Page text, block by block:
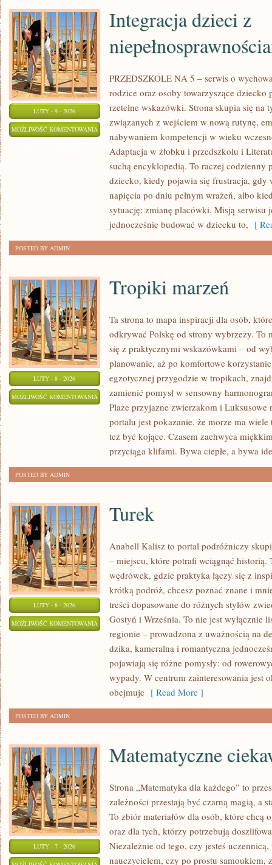
LUTY - 9 - 2026
MOŻLIWOŚĆ KOMENTOWANIA INTEGRACJA
NIEPEŁNOSPRAWNOŚCIAMI
Integracja dzieci z
PRZEDSZKOLE NA 5 – serwis o
rodzice oraz osoby towarzyszące dziecko
rzetelne wskazówki. Strona skupia się na
związanych z wejściem w nową rutynę,
nabywaniem kompetencji w wieku
Adaptacja w żłobku i przedszkolu i
suchą encyklopedią. To raczej
dziecko, kiedy pojawia się frustracja, gdy
napięcia po dniu pełnym wrażeń, albo
sytuację: zmianę placówki. Misją serwisu
jednocześnie budować w dziecku to, [
POSTED BY ADMIN
LUTY - 8 - 2026
MOŻLIWOŚĆ KOMENTOWANIA TROPIKI
MARZEŃ
Tropiki marzeń
Ta strona to mapa inspiracji dla osób,
odkrywać Polskę od strony wybrzeży. To
się z praktycznymi wskazówkami – od
planowanie, aż po komfortowe
egzotycznej przygodzie w tropikach,
zamienić pomysł w sensowny
Plaże przyjazne zwierzakom i Luksusowe
portalu jest pokazanie, że morze ma
też być kojące. Czasem zachwyca
przyciąga klifami. Bywa ciepłe, a bywa
POSTED BY ADMIN
LUTY - 8 - 2026
MOŻLIWOŚĆ KOMENTOWANIA TUREK
Turek
Anabell Kalisz to portal podróżniczy
– miejscu, które potrafi wciągnąć historią.
wędrówek, gdzie praktyka łączy się z
krótką podróż, chcesz poznać znane i
treści dopasowane do różnych stylów
Gostyń i Września. To nie jest wyłącznie
regionie – prowadzona z uważnością na
dzika, kameralna i romantyczna
pojawiają się różne pomysły: od
wypady. W centrum zainteresowania jest
obejmuje [ Read More ]
POSTED BY ADMIN
LUTY - 7 - 2026
Matematyczne
Strona „Matematyka dla każdego” to
zależności przestają być czarną magią, a
To zbiór materiałów dla osób, które chcą
oraz dla tych, którzy potrzebują
Niezależnie od tego, czy jesteś
nauczycielem, czy po prostu samoukiem,